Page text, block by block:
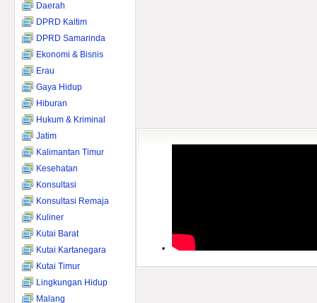
Daerah
DPRD Kaltim
DPRD Samarinda
Ekonomi & Bisnis
Erau
Gaya Hidup
Hiburan
Hukum & Kriminal
Jatim
Kalimantan Timur
Kesehatan
Konsultasi
Konsultasi Remaja
Kuliner
Kutai Barat
Kutai Kartanegara
Kutai Timur
Lingkungan Hidup
Malang